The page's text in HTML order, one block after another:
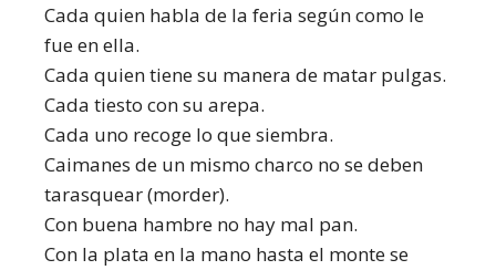
Cada quien habla de la feria según como le
fue en ella.
Cada quien tiene su manera de matar pulgas.
Cada tiesto con su arepa.
Cada uno recoge lo que siembra.
Caimanes de un mismo charco no se deben
tarasquear (morder).
Con buena hambre no hay mal pan.
Con la plata en la mano hasta el monte se